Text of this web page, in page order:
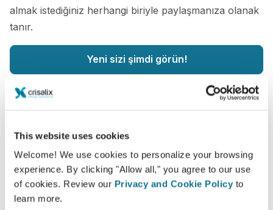
This website uses cookies
Welcome! We use cookies to personalize your browsing
experience. By clicking "Allow all," you agree to our use
of cookies. Review our Privacy and Cookie Policy to
learn more.
almak istediğiniz herhangi biriyle paylaşmanıza olanak
tanır.
Yeni sizi şimdi görün!
Kolay ve güvenli
Crisalix, gizliliğinizi her zaman korumaya
kararlıdır. Sunucularımız tamamen şifrelenmiştir: